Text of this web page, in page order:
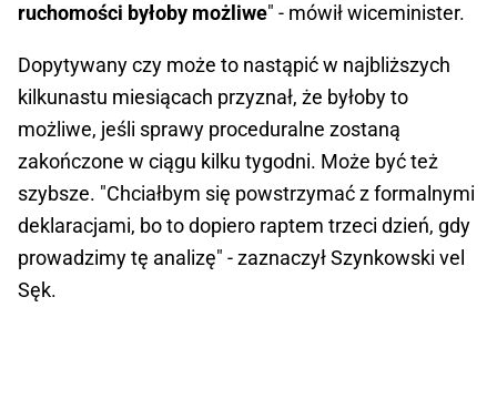
ruchomości byłoby możliwe" - mówił wiceminister.
Dopytywany czy może to nastąpić w najbliższych
kilkunastu miesiącach przyznał, że byłoby to
możliwe, jeśli sprawy proceduralne zostaną
zakończone w ciągu kilku tygodni. Może być też
szybsze. "Chciałbym się powstrzymać z formalnymi
deklaracjami, bo to dopiero raptem trzeci dzień, gdy
prowadzimy tę analizę" - zaznaczył Szynkowski vel
Sęk.